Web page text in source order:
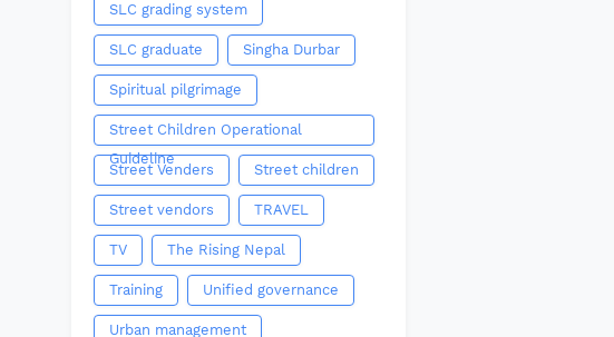
SLC grading system
SLC graduate Singha Durbar
Spiritual pilgrimage
Street Children Operational
Guideline
Street Venders Street children
Street vendors TRAVEL
TV The Rising Nepal
Training Unified governance
Urban management